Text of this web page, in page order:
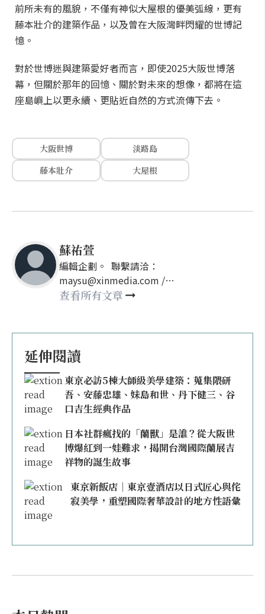
前所未有的風貌，不僅有神似大屋根的優美弧線，更有
藤本壯介的建築作品，以及曾在大阪灣畔閃耀的世博記
憶。
對於世博迷與建築愛好者而言，即使2025大阪世博落
幕，但關於那年的回憶、關於對未來的想像，都將在這
座島嶼上以更永續、更貼近自然的方式流傳下去。
大阪世博
淡路島
藤本壯介
大屋根
蘇祐萱
編輯企劃。 聯繫請洽：
maysu@xinmedia.com /
may860527@gmail.com
查看所有文章
延伸閱讀
東京必訪5棟大師級美學建築：蒐集隈研
吾、安藤忠雄、妹島和世、丹下健三、谷
口吉生經典作品
日本社群瘋找的「蘭獸」是誰？從大阪世
博爆紅到一娃難求，揭開台灣國際蘭展吉
祥物的誕生故事
東京新飯店｜東京壹酒店以日式匠心與侘
寂美學，重塑國際奢華設計的地方性語彙